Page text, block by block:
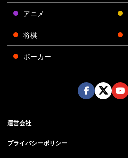
アニメ
将棋
ポーカー
運営会社
プライバシーポリシー